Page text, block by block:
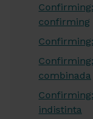
confirming
combinada
indistinta